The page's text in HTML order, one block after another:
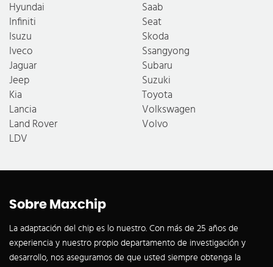
Hyundai
Infiniti
Isuzu
Iveco
Jaguar
Jeep
Kia
Lancia
Land Rover
LDV
Saab
Seat
Skoda
Ssangyong
Subaru
Suzuki
Toyota
Volkswagen
Volvo
Sobre Maxchip
La adaptación del chip es lo nuestro. Con más de 25 años de
experiencia y nuestro propio departamento de investigación y
desarrollo, nos aseguramos de que usted siempre obtenga la